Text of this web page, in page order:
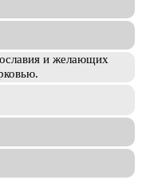
и желающих